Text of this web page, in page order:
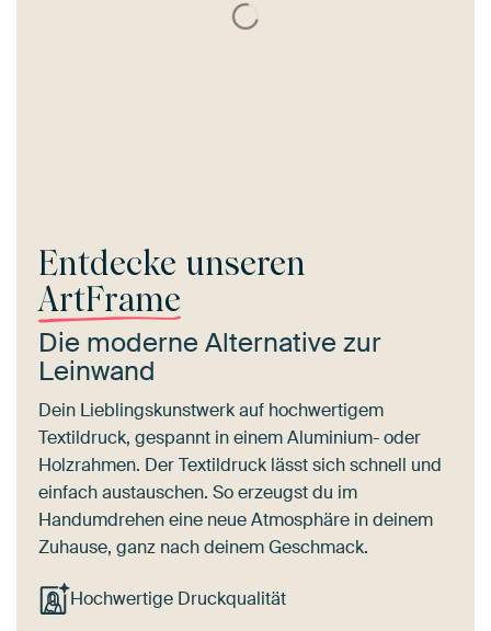
Entdecke unseren
ArtFrame
Die moderne Alternative zur
Leinwand
Dein Lieblingskunstwerk auf hochwertigem
Textildruck, gespannt in einem Aluminium- oder
Holzrahmen. Der Textildruck lässt sich schnell und
einfach austauschen. So erzeugst du im
Handumdrehen eine neue Atmosphäre in deinem
Zuhause, ganz nach deinem Geschmack.
Hochwertige Druckqualität